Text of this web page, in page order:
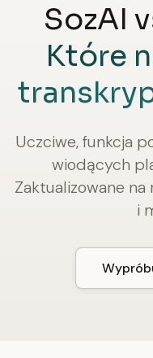
SozAI
Które
Uczciwe, funkcja
wiodących
Zaktualizowane
i